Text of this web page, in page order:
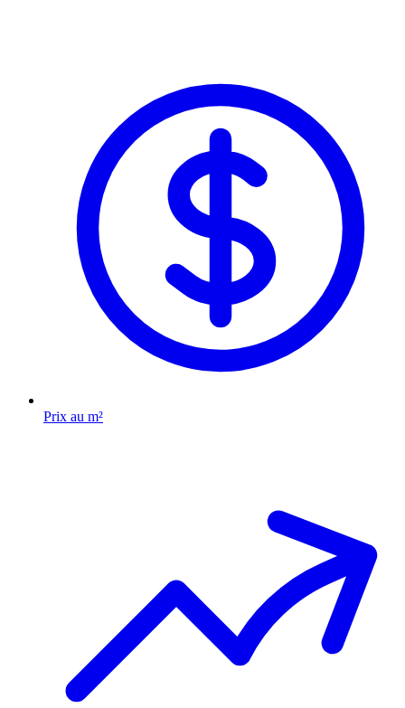
Prix au m²